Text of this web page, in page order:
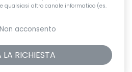
qualsiasi altro canale informatico (es.
Non acconsento